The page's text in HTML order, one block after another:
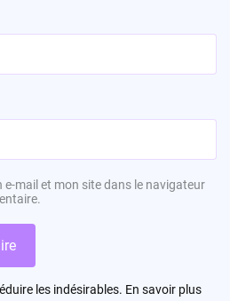
e-mail et mon site dans le navigateur
les indésirables. En savoir plus